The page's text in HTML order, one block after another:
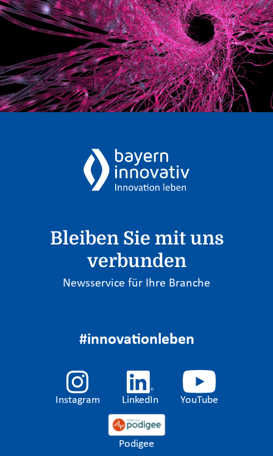
Bleiben Sie mit uns
verbunden
Newsservice für Ihre Branche
#innovationleben
Instagram LinkedIn YouTube
Podigee